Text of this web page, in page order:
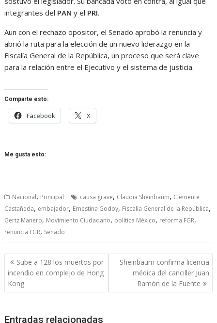
integrantes del PAN y el PRI.
Aun con el rechazo opositor, el Senado aprobó la renuncia y
abrió la ruta para la elección de un nuevo liderazgo en la
Fiscalía General de la República, un proceso que será clave
para la relación entre el Ejecutivo y el sistema de justicia.
Comparte esto:
Facebook X
Me gusta esto:
Nacional, Principal causa grave, Claudia Sheinbaum, Clemente
Castañeda, embajador, Ernestina Godoy, Fiscalía General de la República,
Gertz Manero, Movimiento Ciudadano, política México, reforma FGR,
renuncia FGR, Senado
Navegación
de
entradas
Sube a 128 los muertos por
incendio en complejo de Hong
Kong
Sheinbaum confirma licencia
médica del canciller Juan
Ramón de la Fuente
Entradas relacionadas